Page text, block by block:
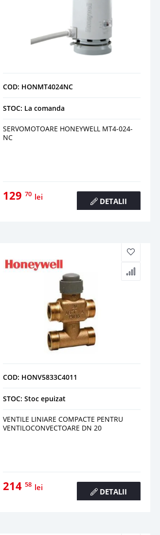
COD: HONMT4024NC
STOC: La comanda
SERVOMOTOARE HONEYWELL MT4-024-
NC
12970 lei DETALII
COD: HONV5833C4011
STOC: Stoc epuizat
VENTILE LINIARE COMPACTE PENTRU
VENTILOCONVECTOARE DN 20
21458 lei DETALII